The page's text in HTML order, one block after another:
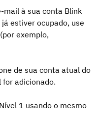
mail à sua conta Blink
estiver ocupado, use
exemplo,
de sua conta atual do
for adicionado.
1 usando o mesmo